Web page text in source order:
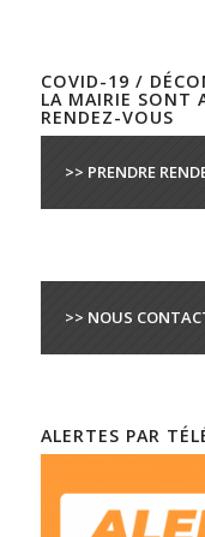
COVID-19 /
LA MAIRIE SONT
RENDEZ-VOUS
>> PRENDRE
>> NOUS
ALERTES PAR